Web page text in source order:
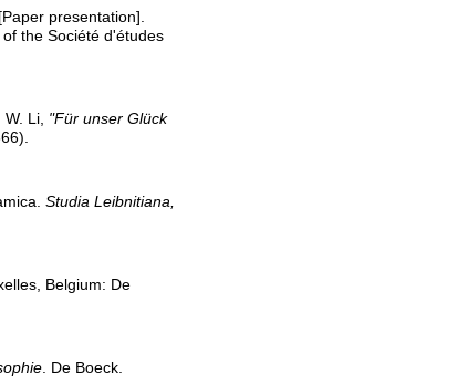
[Paper presentation].
the Société d'études
Li, "Für unser Glück
Studia Leibnitiana,
Belgium: De
. De Boeck.